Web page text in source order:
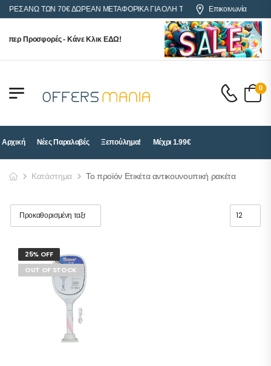
ΑΝΩ ΤΩΝ 70€ ΔΩΡΕΑΝ ΜΕΤΑΦΟΡΙΚΑ ΓΙΑ ΟΛΗ ΤΗΝ ΕΛΛΑΔΑΕπικοινωνία
Προσφορές - Κάνε Κλικ ΕΔΩ!
0
Αρχική Νέες Παραλαβές Ξεπούλημα! Μέχρι 1.99€
Κατάστημα Το προϊόν Ετικέτα αντικουνουπική ρακέτα
25% OFF
OUT OF STOCK